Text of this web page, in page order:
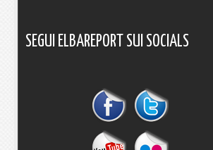
SEGUI ELBAREPORT SUI SOCIALS